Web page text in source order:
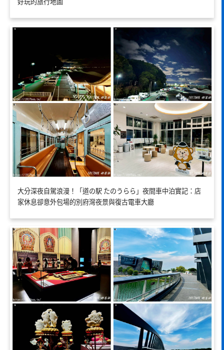
好玩的旅行地圖
大分深夜自駕浪漫！「道の駅 たのうらら」夜間車中泊實記：店
家休息卻意外包場的別府灣夜景與復古電車大廳